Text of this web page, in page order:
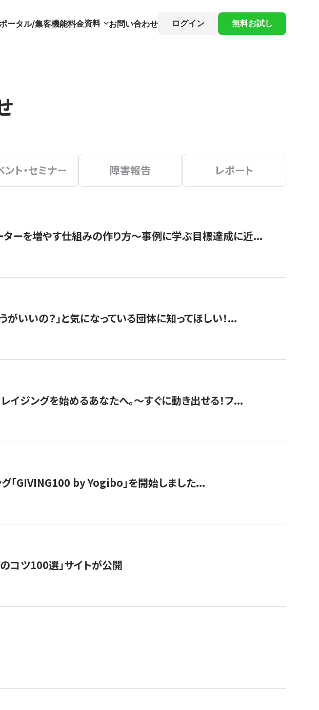
ータル/集客機能料金資料 お問い合わせ ログイン 無料お試し
ント・セミナー 障害報告 レポート
ーターを増やす仕組みの作り方〜事例に学ぶ目標達成に近...
がいいの？」と気になっている団体に知ってほしい！...
レイジングを始めるあなたへ。〜すぐに動き出せる！フ...
「GIVING100 by Yogibo」を開始しました...
コツ100選」サイトが公開